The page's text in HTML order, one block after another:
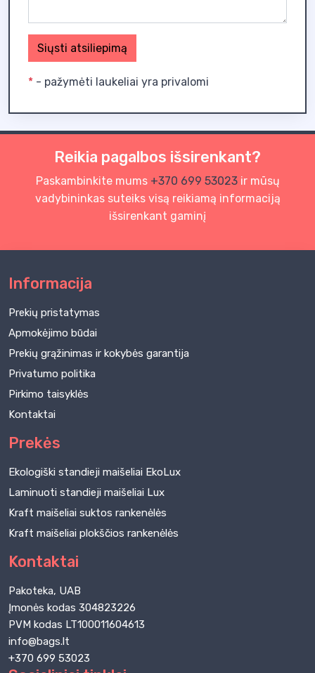
Siųsti atsiliepimą
* - pažymėti laukeliai yra privalomi
Reikia pagalbos išsirenkant?
Paskambinkite mums +370 699 53023ir mūsų
vadybininkas suteiks visą reikiamą informaciją
išsirenkant gaminį
Informacija
Prekių pristatymas
Apmokėjimo būdai
Prekių grąžinimas ir kokybės garantija
Privatumo politika
Pirkimo taisyklės
Kontaktai
Prekės
Ekologiški standieji maišeliai EkoLux
Laminuoti standieji maišeliai Lux
Kraft maišeliai suktos rankenėlės
Kraft maišeliai plokščios rankenėlės
Kontaktai
Pakoteka, UAB
Įmonės kodas 304823226
PVM kodas LT100011604613
info@bags.lt
+370 699 53023